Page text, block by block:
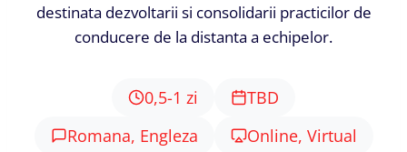
destinata dezvoltarii si consolidarii practicilor de
conducere de la distanta a echipelor.
0,5-1 zi
TBD
Romana, Engleza
Online, Virtual